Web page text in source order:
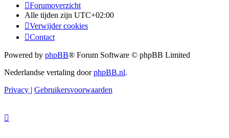
Forumoverzicht
Alle tijden zijn UTC+02:00
Verwijder cookies
Contact
Powered by phpBB® Forum Software © phpBB Limited
Nederlandse vertaling doorphpBB.nl.
Privacy | Gebruikersvoorwaarden